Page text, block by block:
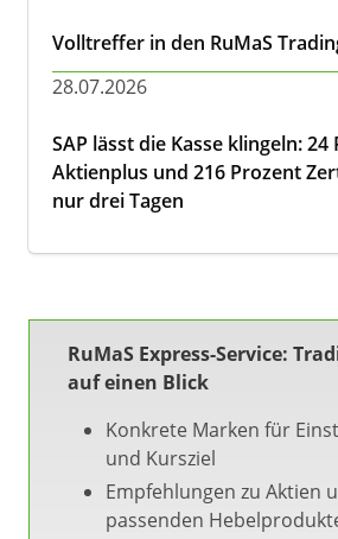
Volltreffer in den RuMaS
28.07.2026
SAP lässt die Kasse klingeln: 24
Aktienplus und 216 Prozent
nur drei Tagen
RuMaS Express-Service:
auf einen Blick
Konkrete Marken für
und Kursziel
Empfehlungen zu Aktien
passenden